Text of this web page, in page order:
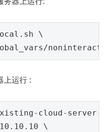
\
上运行 :
cloud-
\